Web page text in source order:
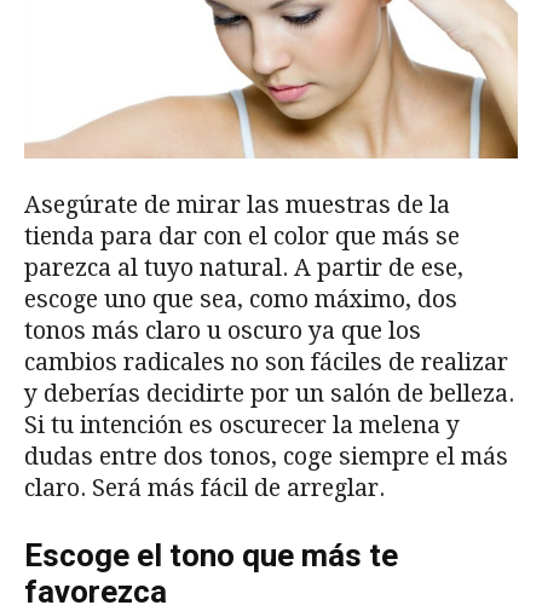
Asegúrate de mirar las muestras de la
tienda para dar con el color que más se
parezca al tuyo natural. A partir de ese,
escoge uno que sea, como máximo, dos
tonos más claro u oscuro ya que los
cambios radicales no son fáciles de realizar
y deberías decidirte por un salón de belleza.
Si tu intención es oscurecer la melena y
dudas entre dos tonos, coge siempre el más
claro. Será más fácil de arreglar.
Escoge el tono que más te
favorezca